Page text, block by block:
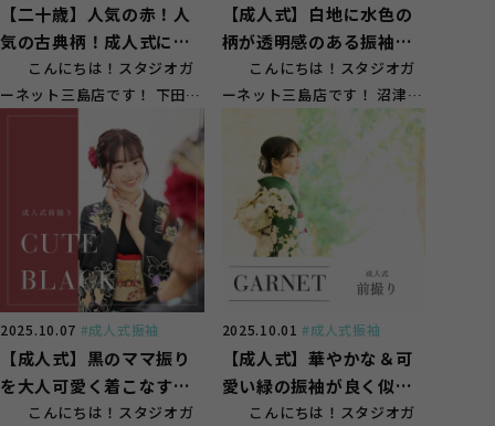
【二十歳】人気の赤！人
気の古典柄！成人式にぴ
ったり振袖【下田市】
こんにちは！スタジオガ
ーネット三島店です！ 下田市
【成人式】白地に水色の
柄が透明感のある振袖姿
に【沼津市】
こんにちは！スタジオガ
ーネット三島店です！ 沼津市
のお客様にもご来店頂いてお
ります(^^...
2025.10.07 #成人式振袖
【成人式】黒のママ振り
を大人可愛く着こなすお
嬢様♪【清水町徳倉】
こんにちは！スタジオガ
2025.10.01#成人式振袖
【成人式】華やかな＆可
愛い緑の振袖が良く似合
うお嬢様【裾野】
こんにちは！スタジオガ